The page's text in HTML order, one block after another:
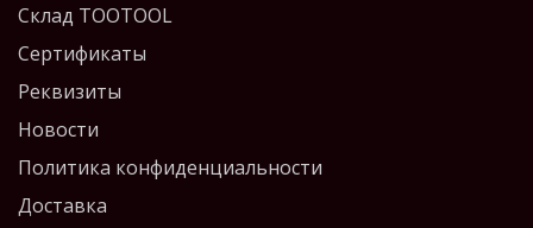
Склад TOOTOOL
Сертификаты
Реквизиты
Новости
Политика конфиденциальности
Доставка